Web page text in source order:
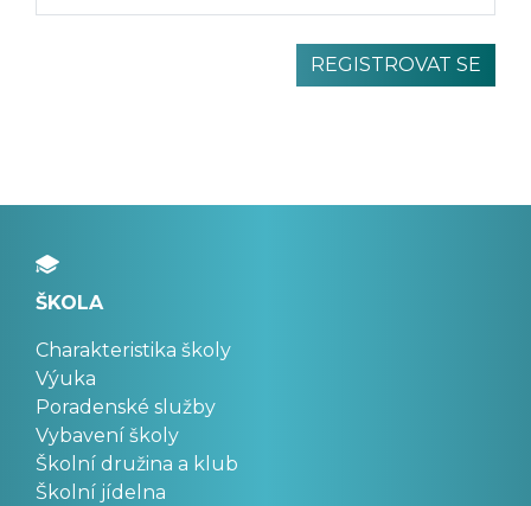
ŠKOLA
Charakteristika školy
Výuka
Poradenské služby
Vybavení školy
Školní družina a klub
Školní jídelna